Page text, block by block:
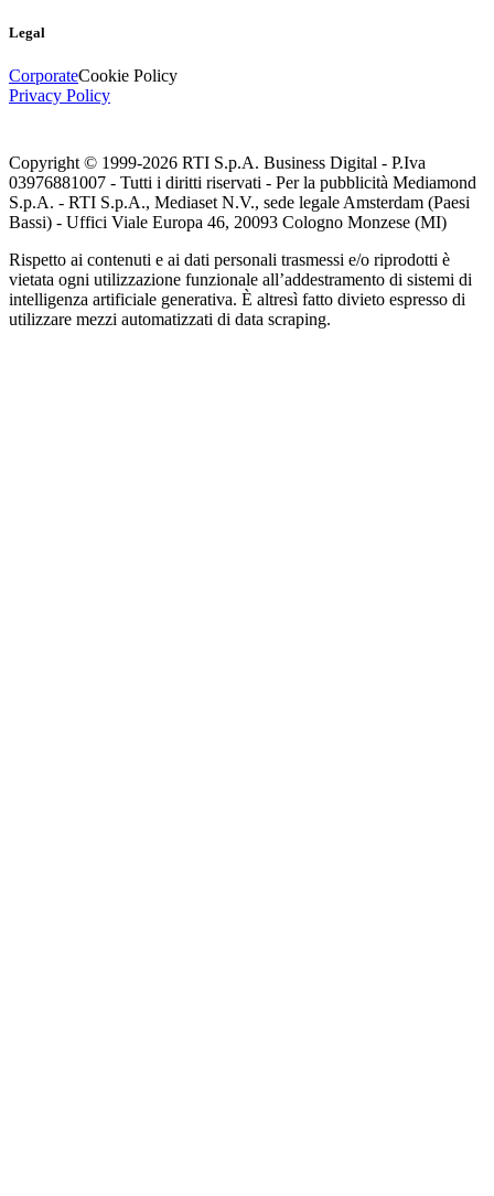
Legal
CorporateCookie Policy
Privacy Policy
Copyright © 1999-2026 RTI S.p.A. Business Digital - P.Iva
03976881007 - Tutti i diritti riservati - Per la pubblicità Mediamond
S.p.A. - RTI S.p.A., Mediaset N.V., sede legale Amsterdam (Paesi
Bassi) - Uffici Viale Europa 46, 20093 Cologno Monzese (MI)
Rispetto ai contenuti e ai dati personali trasmessi e/o riprodotti è
vietata ogni utilizzazione funzionale all’addestramento di sistemi di
intelligenza artificiale generativa. È altresì fatto divieto espresso di
utilizzare mezzi automatizzati di data scraping.